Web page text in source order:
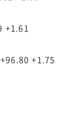
+1.61
+1.75